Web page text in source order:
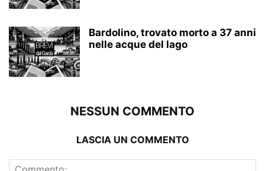
Bardolino, trovato morto a 37 anni
nelle acque del lago
NESSUN COMMENTO
LASCIA UN COMMENTO